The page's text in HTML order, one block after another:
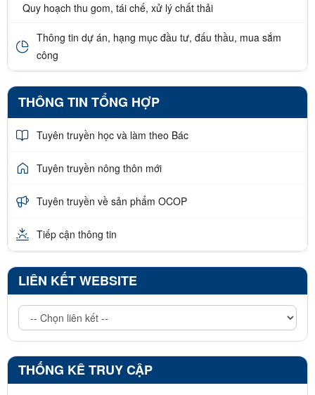
Quy hoạch thu gom, tái chế, xử lý chất thải
Thông tin dự án, hạng mục đầu tư, đấu thầu, mua sắm
công
THÔNG TIN TỔNG HỢP
Tuyên truyền học và làm theo Bác
Tuyên truyền nông thôn mới
Tuyên truyền về sản phẩm OCOP
Tiếp cận thông tin
LIÊN KẾT WEBSITE
THỐNG KÊ TRUY CẬP